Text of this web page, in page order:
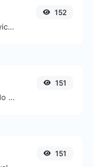
Converta texto para ascii ou vice-versa para qualquer entrada de texto.
152
Minifique seu HTML removendo todos os caracteres desnecessários.
151
151